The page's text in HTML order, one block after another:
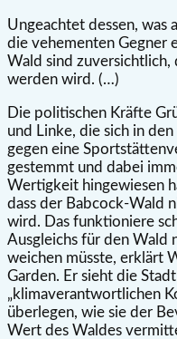
Ungeachtet dessen, was
die vehementen Gegner
Wald sind zuversichtlich,
werden wird. (…)
Die politischen Kräfte
und Linke, die sich in
gegen eine
gestemmt und dabei
Wertigkeit hingewiesen
dass der Babcock-Wald
wird. Das funktioniere
Ausgleichs für den Wald
weichen müsste, erklärt
Garden. Er sieht die
„klimaverantwortlichen
überlegen, wie sie der
Wert des Waldes